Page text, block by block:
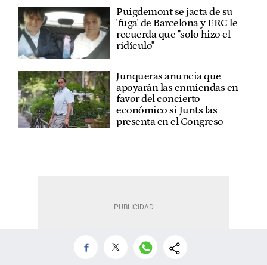
Puigdemont se jacta de su
'fuga' de Barcelona y ERC le
recuerda que "solo hizo el
ridículo"
Junqueras anuncia que
apoyarán las enmiendas en
favor del concierto
económico si Junts las
presenta en el Congreso